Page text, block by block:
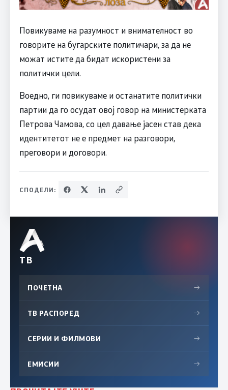
Повикуваме на разумност и внимателност во
говорите на бугарските политичари, за да не
можат истите да бидат искористени за
политички цели.
Воедно, ги повикуваме и останатите политички
партии да го осудат овој говор на министерката
Петрова Чамова, со цел давање јасен став дека
идентитетот не е предмет на разговори,
преговори и договори.
СПОДЕЛИ:
ТВ
ПОЧЕТНА →
ТВ РАСПОРЕД →
СЕРИИ И ФИЛМОВИ →
ЕМИСИИ →